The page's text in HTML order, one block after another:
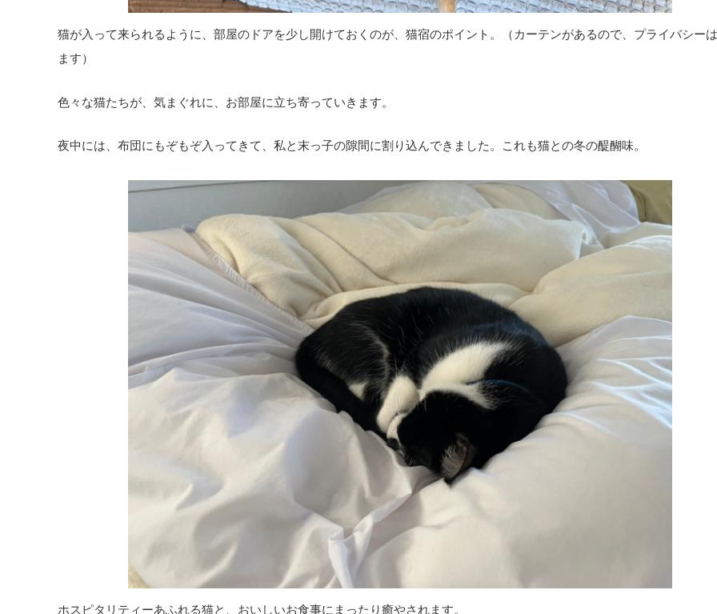
猫が入って来られるように、部屋のドアを少し開けておくのが、猫宿のポイント。（カーテンがあるので、プライバシー
ます）
色々な猫たちが、気まぐれに、お部屋に立ち寄っていきます。
夜中には、布団にもぞもぞ入ってきて、私と末っ子の隙間に割り込んできました。これも猫との冬の醍醐味。
ホスピタリティーあふれる猫と、おいしいお食事にまったり癒やされます。